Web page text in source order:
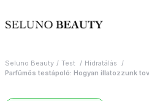
Seluno Beauty Test
Hidratálás
Parfümös testápoló: Hogyan illatozzunk